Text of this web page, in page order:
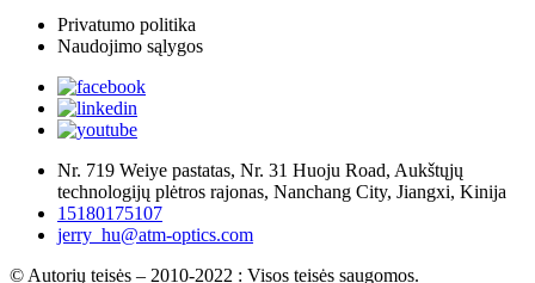
Privatumo politika
Naudojimo sąlygos
Nr. 719 Weiye pastatas, Nr. 31 Huoju Road, Aukštųjų
technologijų plėtros rajonas, Nanchang City, Jiangxi, Kinija
15180175107
jerry_hu@atm-optics.com
© Autorių teisės – 2010-2022 : Visos teisės saugomos.